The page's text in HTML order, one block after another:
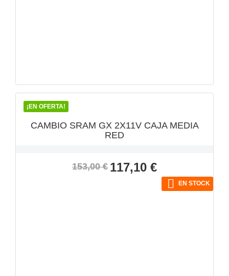
¡EN OFERTA!
CAMBIO SRAM GX 2X11V CAJA MEDIA
RED
Precio
153,00 € Precio
117,10 €
 EN STOCK